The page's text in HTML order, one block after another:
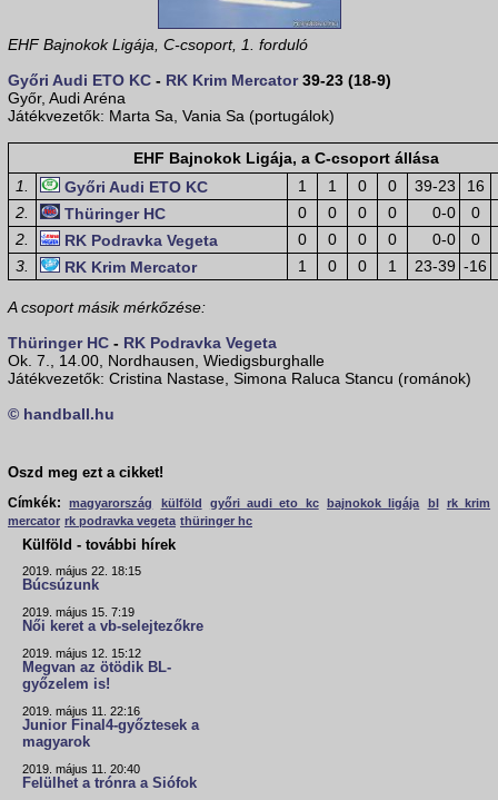
EHF Bajnokok Ligája, C-csoport, 1. forduló
Győri Audi ETO KC - RK Krim Mercator39-23 (18-9)
Győr, Audi Aréna
Játékvezetők: Marta Sa, Vania Sa (portugálok)
EHF Bajnokok Ligája, a C-csoport állása
1.
Győri Audi ETO KC 1 1 0 0 39-23
16
2.
Thüringer HC 0 0 0 0 0-0
0
2.
RK Podravka Vegeta 0 0 0 0 0-0
0
3.
RK Krim Mercator 1 0 0 1 23-39 -16
A csoport másik mérkőzése:
Thüringer HC - RK Podravka Vegeta
Ok. 7., 14.00, Nordhausen, Wiedigsburghalle
Játékvezetők: Cristina Nastase, Simona Raluca Stancu (románok)
© handball.hu
Oszd meg ezt a cikket!
Címkék:
magyarország külföld győri audi eto kc bajnokok ligája bl
rk krim
mercator rk podravka vegeta thüringer hc
Külföld - további hírek
2019. május 22. 18:15
Búcsúzunk
2019. május 15. 7:19
Női keret a vb-selejtezőkre
2019. május 12. 15:12
Megvan az ötödik BL-
győzelem is!
2019. május 11. 22:16
Junior Final4-győztesek a
magyarok
2019. május 11. 20:40
Felülhet a trónra a Siófok